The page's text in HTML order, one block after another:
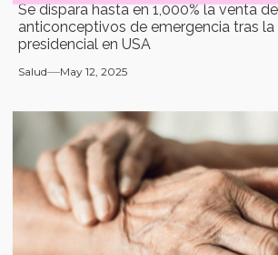
Se dispara hasta en 1,000% la venta de
anticonceptivos de emergencia tras la
presidencial en USA
Salud May 12, 2025